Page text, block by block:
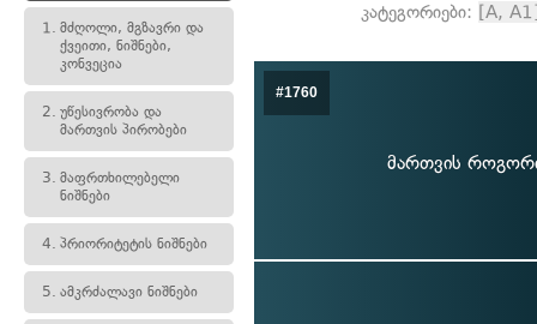
1. მძღოლი, მგზავრი და
ქვეითი, ნიშნები,
კონვეცია
2. უწესივრობა და
მართვის პირობები
3. მაფრთხილებელი
ნიშნები
4. პრიორიტეტის ნიშნები
5. ამკრძალავი ნიშნები
კატეგორიები: [A,
#1760
მართვის